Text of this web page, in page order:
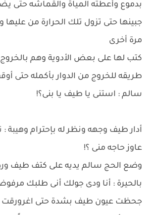
بدموع وأعطته المياة والقماشه حتى
جبينها حتى تزول تلك الحرارة من
مرة أخرى
كتب لها على بعض الأدوية وهم
طريقه للخروج من الدوار بأكمله حتى
سالم : استنى يا طيف يا بنى؟!
أدار طيف وجهه ونظر له بإحترام وهيبة
عاوز حاجه منى ؟!
وضع الحج سالم يديه على كتف طيف
بالحيرة : أنا ودى جولك أنى طلبك
جحظت عيون طيف بشدة حتى اغرورقت